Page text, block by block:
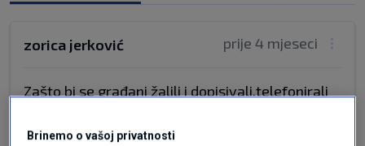
prije 4 mjeseci
zorica jerković
Zašto bi se građani žalili i dopisivali,telefonirali
naplatiti potrošnju el.en a ne po
Brinemo o vašoj privatnosti